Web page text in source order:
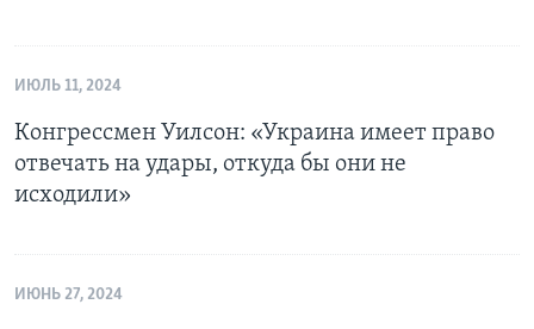
ИЮЛЬ 11, 2024
Конгрессмен Уилсон: «Украина имеет право
отвечать на удары, откуда бы они не
исходили»
ИЮНЬ 27, 2024